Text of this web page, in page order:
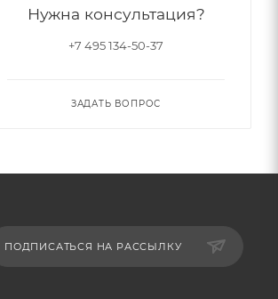
Нужна консультация?
+7 495 134-50-37
ЗАДАТЬ ВОПРОС
ПОДПИСАТЬСЯ НА РАССЫЛКУ